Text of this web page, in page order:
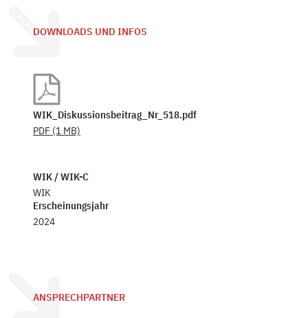
DOWNLOADS UND INFOS
WIK_Diskussionsbeitrag_Nr_518.pdf
PDF (1 MB)
WIK / WIK-C
WIK
Erscheinungsjahr
2024
ANSPRECHPARTNER